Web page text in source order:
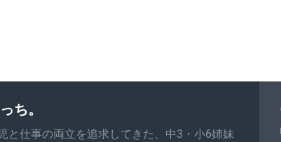
ち。
と仕事の両立を追求してきた、中3・小6姉妹